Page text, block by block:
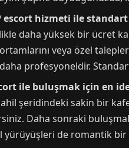
escort hizmeti ile
daha yüksek bir ücret
veya özel
profesyoneldir.
ile buluşmak için en
şeridindeki sakin bir
Daha sonraki
yürüyüşleri de romantik bir